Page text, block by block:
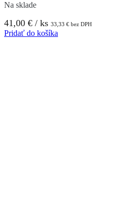
Na sklade
41,00 € / ks 33,33 € bez DPH
Pridať do košíka